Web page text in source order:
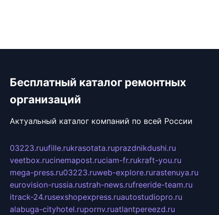
Бесплатный каталог ремонтных
организаций
Актуальный каталог компаний по всей России
03223.ruufille.rukrasotata.ruprazdnikdushi.ru
veetbox.rucinemapost.ruciam-fr.rukraft-you.ru
mega-press.ru03223.ruweb-explore.rurastenuya.ru
eurovision-russia.rustrah-news.rufreeride-team.ru
itrack-24.rusexshopexpress.ruautostudiopro.ru
alabuga-cityhotel.rupornv.ruatlantpereezd.ru